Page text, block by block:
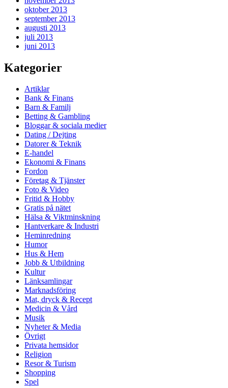
oktober 2013
september 2013
augusti 2013
juli 2013
juni 2013
Kategorier
Artiklar
Bank & Finans
Barn & Familj
Betting & Gambling
Bloggar & sociala medier
Dating / Dejting
Datorer & Teknik
E-handel
Ekonomi & Finans
Fordon
Företag & Tjänster
Foto & Video
Fritid & Hobby
Gratis på nätet
Hälsa & Viktminskning
Hantverkare & Industri
Heminredning
Humor
Hus & Hem
Jobb & Utbildning
Kultur
Länksamlingar
Marknadsföring
Mat, dryck & Recept
Medicin & Vård
Musik
Nyheter & Media
Övrigt
Privata hemsidor
Religion
Resor & Turism
Shopping
Spel